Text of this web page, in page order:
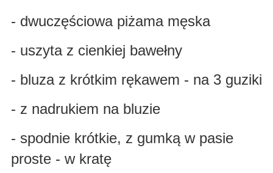
- dwuczęściowa piżama męska
- uszyta z cienkiej bawełny
- bluza z krótkim rękawem - na 3 guziki
- z nadrukiem na bluzie
- spodnie krótkie, z gumką w pasie
proste - w kratę